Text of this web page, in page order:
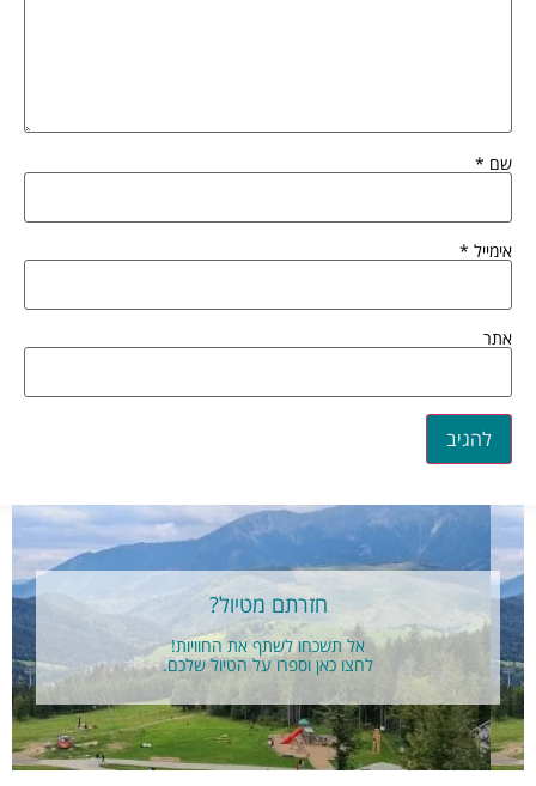
שם *
אימייל *
אתר
חזרתם מטיול?
אל תשכחו לשתף את החוויות!
לחצו כאן וספרו על הטיול שלכם.